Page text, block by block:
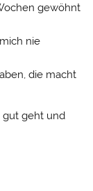
gewöhnt
nie
die macht
gut geht und